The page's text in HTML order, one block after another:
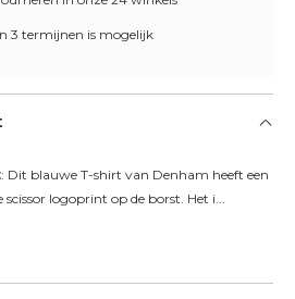
3 termijnen is mogelijk
: Dit blauwe T-shirt van Denham heeft een
scissor logoprint op de borst. Het i...